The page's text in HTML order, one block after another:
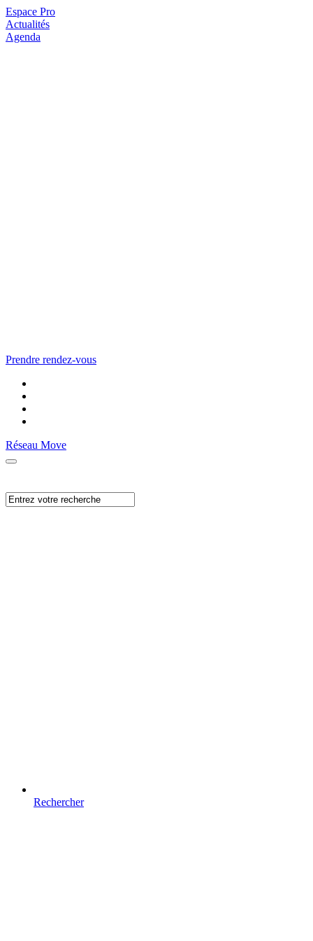
Espace Pro
Actualités
Agenda
Prendre rendez-vous
Réseau Move
Rechercher